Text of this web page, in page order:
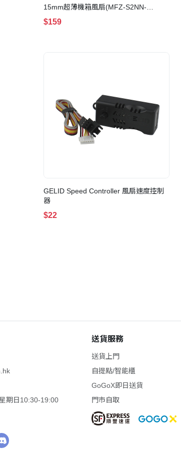
15mm超薄機箱風扇(MFZ-S2NN-
25NPK-R1)
$159
GELID Speed Controller 風扇速度控制
器
$22
期日10:30-19:00
送貨服務
送貨上門
自提點/智能櫃
GoGoX即日送貨
門市自取